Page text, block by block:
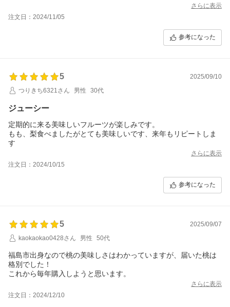
さらに表示
注文日：2024/11/05
参考になった
5
2025/09/10
つりきち6321さん
男性 30代
ジューシー
定期的に来る美味しいフルーツが楽しみです。
もも、梨食べましたがとても美味しいです、来年もリピートしま
す
さらに表示
注文日：2024/10/15
参考になった
5
2025/09/07
kaokaokao0428さん
男性 50代
福島市出身なので桃の美味しさはわかっていますが、届いた桃は
格別でした！
これから毎年購入しようと思います。
さらに表示
注文日：2024/12/10